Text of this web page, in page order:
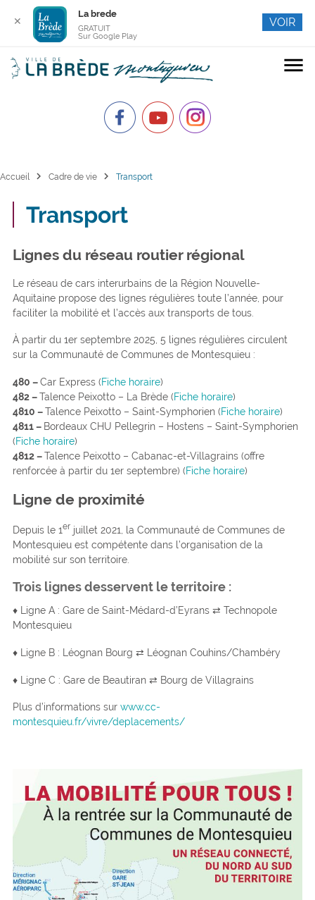
menu
Accueil chevron_right Cadre de vie chevron_right Transport
Transport
Lignes du réseau routier régional
Le réseau de cars interurbains de la Région Nouvelle-
Aquitaine propose des lignes régulières toute l’année, pour
faciliter la mobilité et l’accès aux transports de tous.
À partir du 1er septembre 2025, 5 lignes régulières circulent
sur la Communauté de Communes de Montesquieu :
480 –Car Express (Fiche horaire)
482 –Talence Peixotto – La Brède (Fiche horaire)
4810 –Talence Peixotto – Saint-Symphorien (Fiche horaire)
4811 – Bordeaux CHU Pellegrin – Hostens – Saint-Symphorien
(Fiche horaire)
4812 –Talence Peixotto – Cabanac-et-Villagrains (offre
renforcée à partir du 1er septembre) (Fiche horaire)
Ligne de proximité
Depuis le 1er juillet 2021, la Communauté de Communes de
Montesquieu est compétente dans l’organisation de la
mobilité sur son territoire.
Trois lignes desservent le territoire :
♦ Ligne A : Gare de Saint-Médard-d’Eyrans ⇄ Technopole
Montesquieu
♦ Ligne B : Léognan Bourg ⇄ Léognan Couhins/Chambéry
♦ Ligne C : Gare de Beautiran ⇄ Bourg de Villagrains
Plus d’informations sur www.cc-
montesquieu.fr/vivre/deplacements/
✕
La brede
GRATUIT
Sur Google Play
VOIR